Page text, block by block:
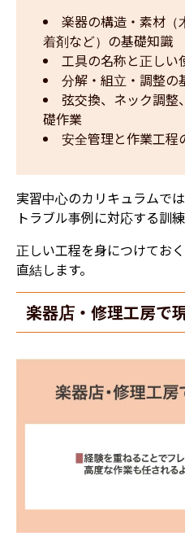
楽器の構造・素材（
着剤など）の基礎知識
工具の名称と正しい
分解・組立・調整の
弦交換、ネック調整
礎作業
安全管理と作業工程
実習中心のカリキュラムで
トラブル事例に対応する訓練
正しい工程を身につけてお
直結します。
楽器店・修理工房で